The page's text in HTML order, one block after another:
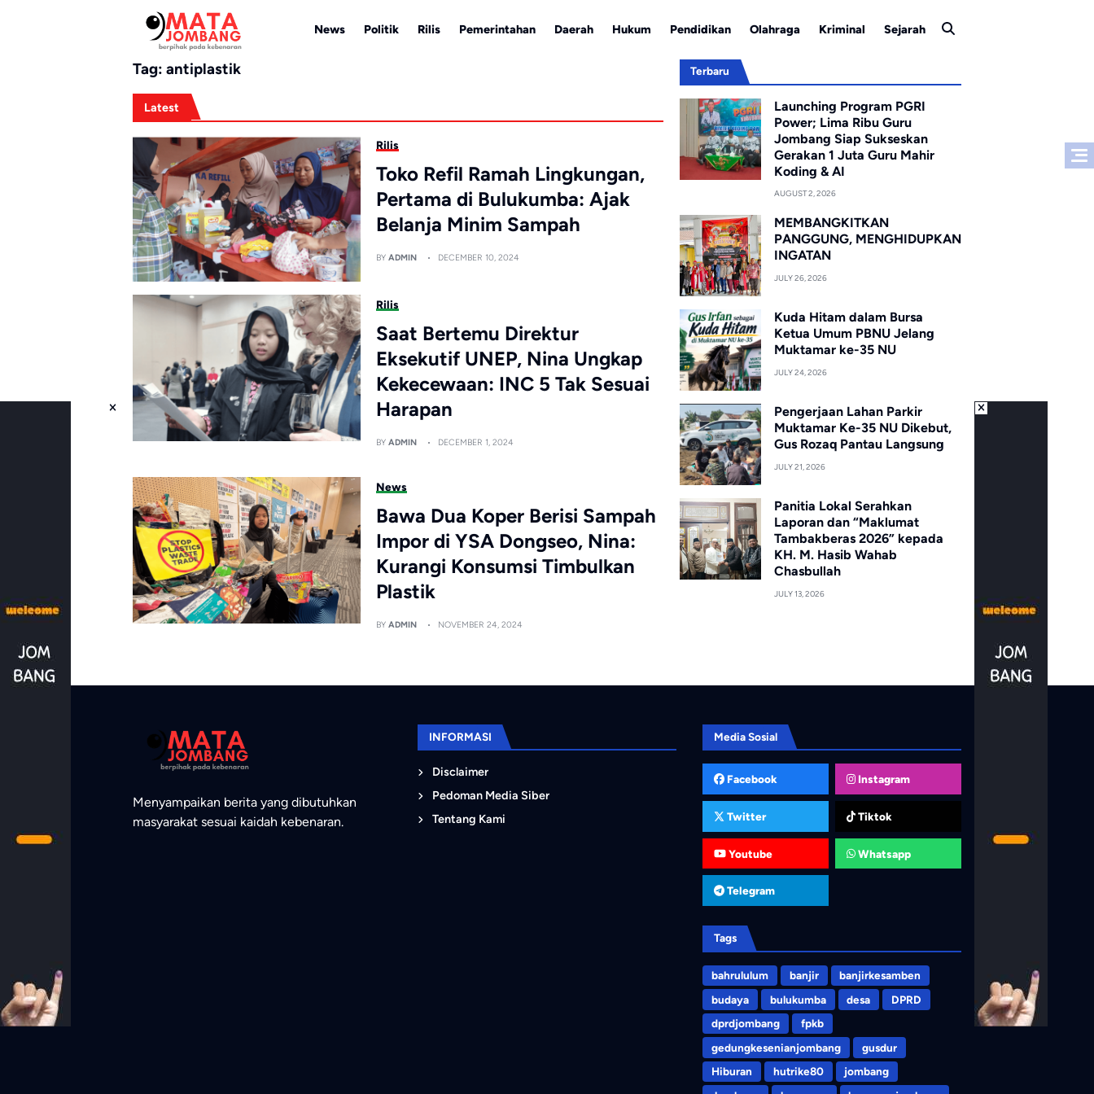
News Politik Rilis Pemerintahan Daerah Hukum Pendidikan Olahraga Kriminal Sejarah
Tag: antiplastik
Latest
Rilis
Toko Refil Ramah Lingkungan,
Pertama di Bulukumba: Ajak
Belanja Minim Sampah
BYADMIN DECEMBER 10, 2024
Rilis
Saat Bertemu Direktur
Eksekutif UNEP, Nina Ungkap
Kekecewaan: INC 5 Tak Sesuai
Harapan
BYADMIN DECEMBER 1, 2024
News
Bawa Dua Koper Berisi Sampah
Impor di YSA Dongseo, Nina:
Kurangi Konsumsi Timbulkan
Plastik
BYADMIN NOVEMBER 24, 2024
Terbaru
Launching Program PGRI
Power; Lima Ribu Guru
Jombang Siap Sukseskan
Gerakan 1 Juta Guru Mahir
Koding & AI
AUGUST 2, 2026
MEMBANGKITKAN
PANGGUNG, MENGHIDUPKAN
INGATAN
JULY 26, 2026
Kuda Hitam dalam Bursa
Ketua Umum PBNU Jelang
Muktamar ke-35 NU
JULY 24, 2026
Pengerjaan Lahan Parkir
Muktamar Ke-35 NU Dikebut,
Gus Rozaq Pantau Langsung
JULY 21, 2026
Panitia Lokal Serahkan
Laporan dan “Maklumat
Tambakberas 2026” kepada
KH. M. Hasib Wahab
Chasbullah
JULY 13, 2026
Menyampaikan berita yang dibutuhkan
masyarakat sesuai kaidah kebenaran.
INFORMASI
Disclaimer
Pedoman Media Siber
Tentang Kami
Media Sosial
Facebook Instagram
Twitter Tiktok
Youtube Whatsapp
Telegram
Tags
bahrululum banjir
banjirkesamben
budaya
bulukumba desa
DPRD
dprdjombang
fpkb
gedungkesenianjombang
gusdur
Hiburan
hutrike80
jombang